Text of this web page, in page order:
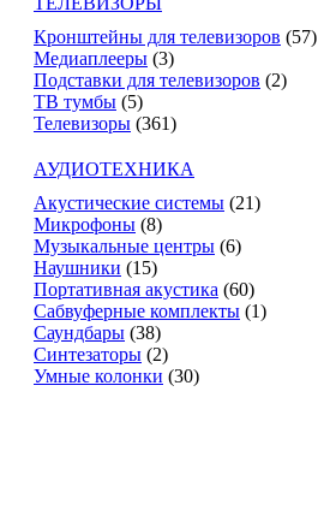
Кронштейны для телевизоров (57)
Медиаплееры (3)
Подставки для телевизоров (2)
ТВ тумбы (5)
Телевизоры (361)
АУДИОТЕХНИКА
Акустические системы (21)
Микрофоны (8)
Музыкальные центры (6)
Наушники (15)
Портативная акустика (60)
Сабвуферные комплекты (1)
Саундбары (38)
Синтезаторы (2)
Умные колонки (30)